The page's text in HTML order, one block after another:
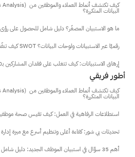
البيانات المتكررة؟
ما هو الاستبيان المصغّر؟ دليل شامل للحصول على
كيف تنفّذ تحليل SWOT رقميًا عبر الاستبيانات ولوحات البيانات؟
إرهاق الاستبيانات: كيف تتغلب على فقدان المشاركين بـ10 استراتيجيات ذكية
أطور فريقي
البيانات المتكررة؟
استطلاعات الرفاهية في العمل: كيف تقيس صحة
تحديثات بي شور: كفاءة أعلى وتنظيم أسرع مع ميزة إدارة
أهم 35 سؤال في استبيان الموظف الجديد: دليل شامل لتعزيز تجربة الانضمام